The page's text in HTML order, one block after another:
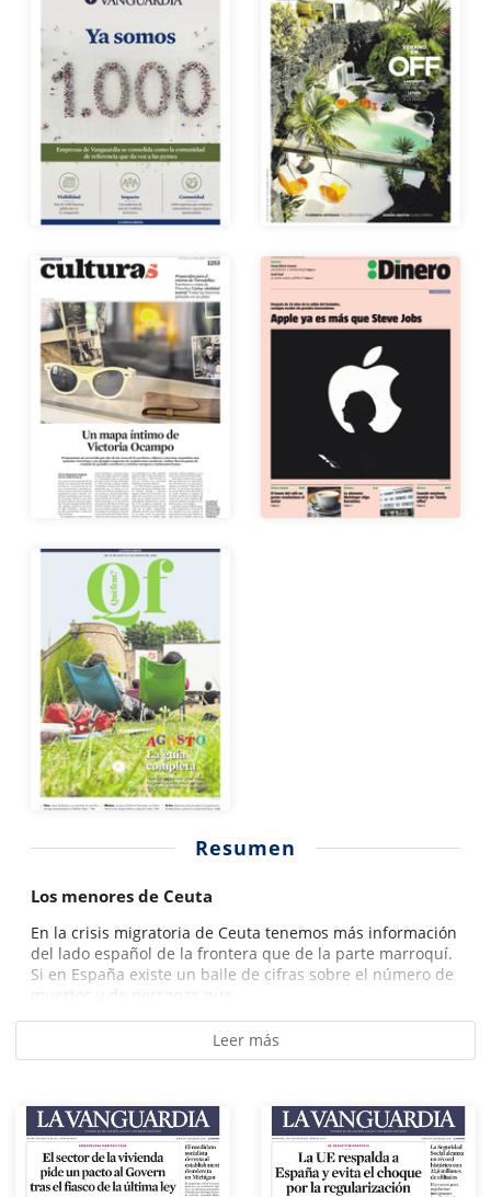
Resumen
Los menores de Ceuta
En la crisis migratoria de Ceuta tenemos más información
del lado español de la frontera que de la parte marroquí.
Si en España existe un baile de cifras sobre el número de
muertos y de personas que...
Leer más